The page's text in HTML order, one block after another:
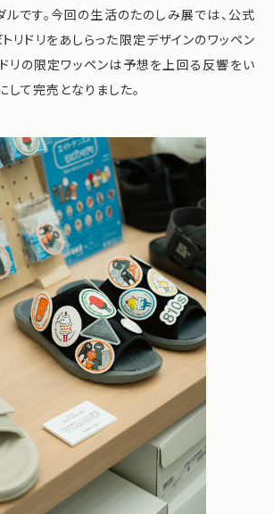
です。今回の生活のたのしみ展では、公式
リドリをあしらった限定デザインのワッペン
リの限定ワッペンは予想を上回る反響をい
して完売となりました。